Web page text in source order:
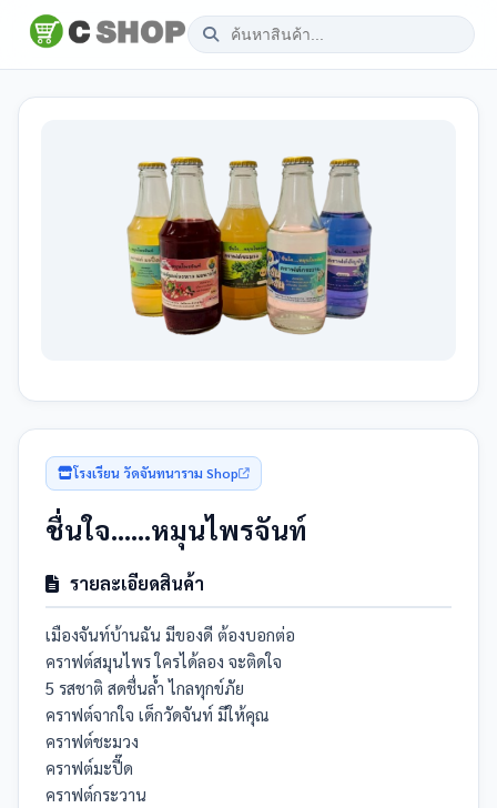
โรงเรียน วัดจันทนาราม Shop
ชื่นใจ......หมุนไพรจันท์
รายละเอียดสินค้า
เมืองจันท์บ้านฉัน มีของดี ต้องบอกต่อ
คราฟต์สมุนไพร ใครได้ลอง จะติดใจ
5 รสชาติ สดชื่นล้ำ ไกลทุกข์ภัย
คราฟต์จากใจ เด็กวัดจันท์ มีให้คุณ
คราฟต์ชะมวง
คราฟต์มะปี๊ด
คราฟต์กระวาน